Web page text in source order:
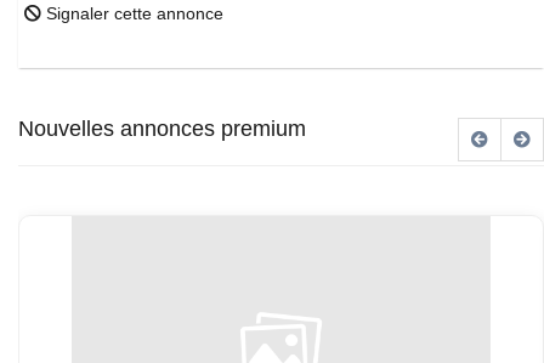
Signaler cette annonce
Nouvelles annonces premium